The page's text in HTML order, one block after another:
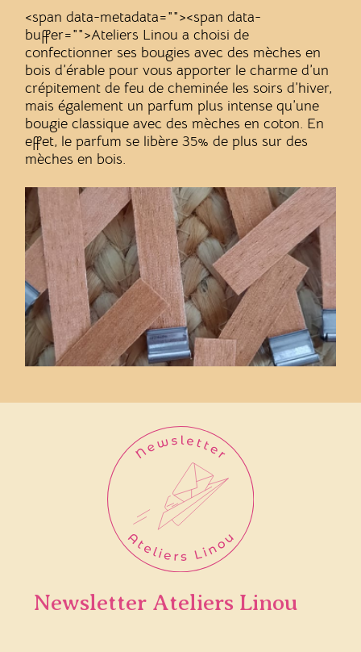
<span data-metadata=""><span data-
buffer="">Ateliers Linou a choisi de
confectionner ses bougies avec des mèches en
bois d’érable pour vous apporter le charme d’un
crépitement de feu de cheminée les soirs d’hiver,
mais également un parfum plus intense qu’une
bougie classique avec des mèches en coton. En
effet, le parfum se libère 35% de plus sur des
mèches en bois.
Newsletter Ateliers Linou